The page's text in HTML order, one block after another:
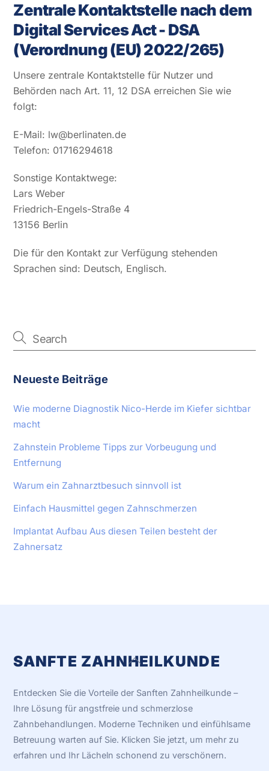
Zentrale Kontaktstelle nach dem
Digital Services Act - DSA
(Verordnung (EU) 2022/265)
Unsere zentrale Kontaktstelle für Nutzer und
Behörden nach Art. 11, 12 DSA erreichen Sie wie
folgt:
E-Mail: lw@berlinaten.de
Telefon: 01716294618
Sonstige Kontaktwege:
Lars Weber
Friedrich-Engels-Straße 4
13156 Berlin
Die für den Kontakt zur Verfügung stehenden
Sprachen sind: Deutsch, Englisch.
Neueste Beiträge
Wie moderne Diagnostik Nico-Herde im Kiefer sichtbar
macht
Zahnstein Probleme Tipps zur Vorbeugung und
Entfernung
Warum ein Zahnarztbesuch sinnvoll ist
Einfach Hausmittel gegen Zahnschmerzen
Implantat Aufbau Aus diesen Teilen besteht der
Zahnersatz
Back
Top
SANFTE ZAHNHEILKUNDE
Entdecken Sie die Vorteile der Sanften Zahnheilkunde –
Ihre Lösung für angstfreie und schmerzlose
Zahnbehandlungen. Moderne Techniken und einfühlsame
Betreuung warten auf Sie. Klicken Sie jetzt, um mehr zu
erfahren und Ihr Lächeln schonend zu verschönern.